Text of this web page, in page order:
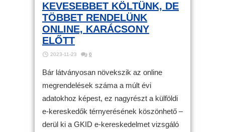
KEVESEBBET KÖLTÜNK, DE
TÖBBET RENDELÜNK
ONLINE, KARÁCSONY
ELŐTT
2023-11-23 0
Bár látványosan növekszik az online
megrendelések száma a múlt évi
adatokhoz képest, ez nagyrészt a külföldi
e-kereskedők térnyerésének köszönhető –
derül ki a GKID e-kereskedelmet vizsgáló